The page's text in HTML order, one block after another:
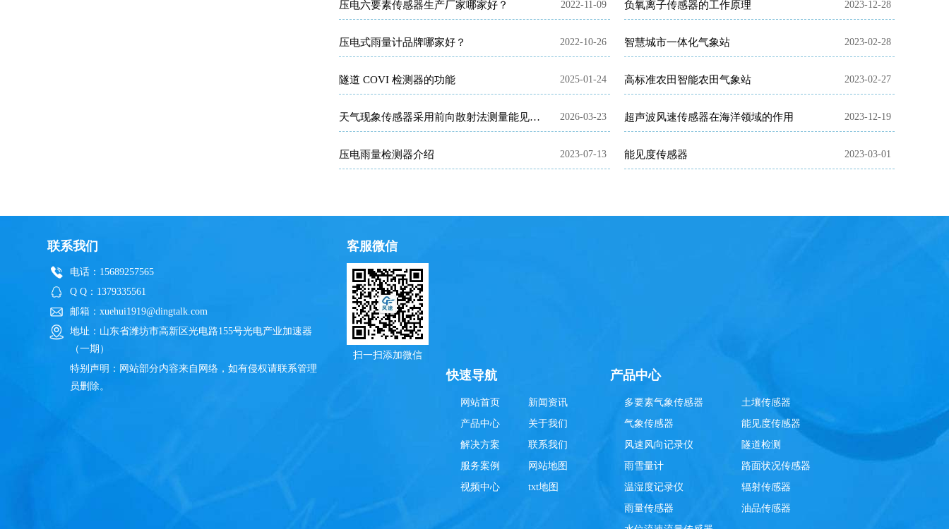
压电六要素传感器生产厂家哪家好？ 2022-11-09 负氧离子传感器的工作原理 2023-12-28
压电式雨量计品牌哪家好？ 2022-10-26 智慧城市一体化气象站 2023-02-28
隧道 COVI 检测器的功能 2025-01-24 高标准农田智能农田气象站 2023-02-27
天气现象传感器采用前向散射法测量能见度并识别降水类型 2026-03-23 超声波风速传感器在海洋领域的作用 2023-12-19
压电雨量检测器介绍 2023-07-13 能见度传感器 2023-03-01
联系我们
电话：15689257565
Q Q：1379335561
邮箱：xuehui1919@dingtalk.com
地址：山东省潍坊市高新区光电路155号光电产业加速器
（一期）
特别声明：网站部分内容来自网络，如有侵权请联系管理
员删除。
客服微信
扫一扫添加微信
快速导航
网站首页
产品中心
解决方案
服务案例
视频中心
新闻资讯
关于我们
联系我们
网站地图
txt地图
产品中心
多要素气象传感器
气象传感器
风速风向记录仪
雨雪量计
温湿度记录仪
雨量传感器
土壤传感器
能见度传感器
隧道检测
路面状况传感器
辐射传感器
油品传感器